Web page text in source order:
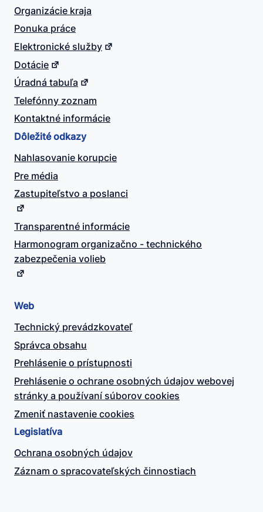
Organizácie kraja
Ponuka práce
Elektronické služby
Dotácie
Úradná tabuľa
Telefónny zoznam
Kontaktné informácie
Dôležité odkazy
Nahlasovanie korupcie
Pre média
Zastupiteľstvo a poslanci
Transparentné informácie
Harmonogram organizačno - technického
zabezpečenia volieb
Web
Technický prevádzkovateľ
Správca obsahu
Prehlásenie o prístupnosti
Prehlásenie o ochrane osobných údajov webovej
stránky a používaní súborov cookies
Zmeniť nastavenie cookies
Legislatíva
Ochrana osobných údajov
Záznam o spracovateľských činnostiach